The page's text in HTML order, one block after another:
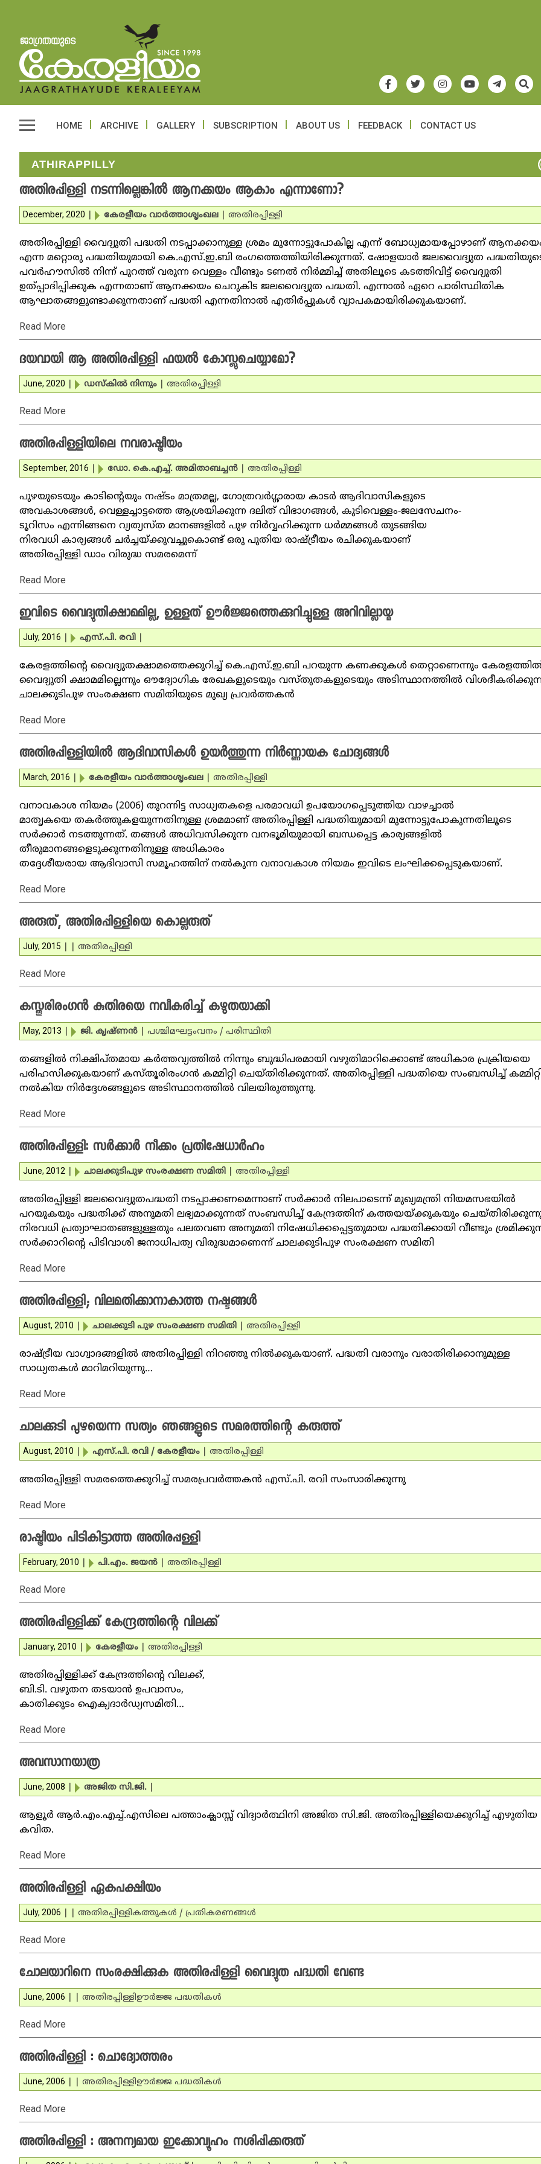
HOME ARCHIVE GALLERY SUBSCRIPTION ABOUT US FEEDBACK CONTACT US
ATHIRAPPILLY
അതിരപ്പിള്ളി നടന്നില്ലെങ്കില്‍ ആനക്കയം ആകാം എന്നാണോ?
December, 2020 കേരളീയം വാര്‍ത്താശൃംഖല അതിരപ്പിള്ളി
അതിരപ്പിള്ളി വൈദ്യുതി പദ്ധതി നടപ്പാക്കാനുള്ള ശ്രമം മുന്നോട്ടുപോകില്ല എന്ന് ബോധ്യമായപ്പോഴാണ്
എന്ന മറ്റൊരു പദ്ധതിയുമായി കെ.എസ്.ഇ.ബി രംഗത്തെത്തിയിരിക്കുന്നത്. ഷോളയാര്‍ ജലവൈദ്യുത
പവര്‍ഹൗസില്‍ നിന്ന് പുറത്ത് വരുന്ന വെള്ളം വീണ്ടും ടണല്‍ നിര്‍മ്മിച്ച് അതിലൂടെ കടത്തിവിട്ട് വൈദ്യുതി
ഉത്പ്പാദിപ്പിക്കുക എന്നതാണ് ആനക്കയം ചെറുകിട ജലവൈദ്യുത പദ്ധതി. എന്നാല്‍ ഏറെ പാരിസ്ഥിതിക
ആഘാതങ്ങളുണ്ടാക്കുന്നതാണ് പദ്ധതി എന്നതിനാല്‍ എതിര്‍പ്പുകള്‍ വ്യാപകമായിരിക്കുകയാണ്.
Read More
ദയവായി ആ അതിരപ്പിള്ളി ഫയല്‍ കോസ്ലുചെയ്യാമോ?
June, 2020 ഡസ്‌കില്‍ നിന്നും അതിരപ്പിള്ളി
Read More
അതിരപ്പിള്ളിയിലെ നവരാഷ്ട്രീയം
September, 2016 ഡോ. കെ.എച്ച്. അമിതാബച്ചന്‍ അതിരപ്പിള്ളി
പുഴയുടെയും കാടിന്റെയും നഷ്ടം മാത്രമല്ല, ഗോത്രവര്‍ഗ്ഗാരായ കാടര്‍ ആദിവാസികളുടെ
അവകാശങ്ങള്‍, വെള്ളച്ചാട്ടത്തെ ആശ്രയിക്കുന്ന ദലിത് വിഭാഗങ്ങള്‍, കുടിവെള്ളം-ജലസേചനം-
ടൂറിസം എന്നിങ്ങനെ വ്യത്യസ്ത മാനങ്ങളില്‍ പുഴ നിര്‍വ്വഹിക്കുന്ന ധര്‍മ്മങ്ങള്‍ തുടങ്ങിയ
നിരവധി കാര്യങ്ങള്‍ ചര്‍ച്ചയ്ക്കുവച്ചുകൊണ്ട് ഒരു പുതിയ രാഷ്ട്രീയം രചിക്കുകയാണ്
അതിരപ്പിള്ളി ഡാം വിരുദ്ധ സമരമെന്ന്
Read More
ഇവിടെ വൈദ്യുതിക്ഷാമമില്ല, ഉള്ളത് ഊര്‍ജ്ജത്തെക്കുറിച്ചുള്ള അറിവില്ലായ്മ
July, 2016 എസ്.പി. രവി
കേരളത്തിന്റെ വൈദ്യുതക്ഷാമത്തെക്കുറിച്ച് കെ.എസ്.ഇ.ബി പറയുന്ന കണക്കുകള്‍ തെറ്റാണെന്നും
വൈദ്യുതി ക്ഷാമമില്ലെന്നും ഔദ്യോഗിക രേഖകളുടെയും വസ്തുതകളുടെയും അടിസ്ഥാനത്തില്‍
ചാലക്കുടിപുഴ സംരക്ഷണ സമിതിയുടെ മുഖ്യ പ്രവര്‍ത്തകന്‍
Read More
അതിരപ്പിള്ളിയില്‍ ആദിവാസികള്‍ ഉയര്‍ത്തുന്ന നിര്‍ണ്ണായക ചോദ്യങ്ങള്‍
March, 2016 കേരളീയം വാര്‍ത്താശൃംഖല അതിരപ്പിള്ളി
വനാവകാശ നിയമം (2006) തുറന്നിട്ട സാധ്യതകളെ പരമാവധി ഉപയോഗപ്പെടുത്തിയ വാഴച്ചാല്‍
മാതൃകയെ തകര്‍ത്തുകളയുന്നതിനുള്ള ശ്രമമാണ് അതിരപ്പിള്ളി പദ്ധതിയുമായി മുന്നോട്ടുപോകുന്നതിലൂടെ
സര്‍ക്കാര്‍ നടത്തുന്നത്. തങ്ങള്‍ അധിവസിക്കുന്ന വനഭൂമിയുമായി ബന്ധപ്പെട്ട കാര്യങ്ങളില്‍
തീരുമാനങ്ങളെടുക്കുന്നതിനുള്ള അധികാരം
തദ്ദേശീയരായ ആദിവാസി സമൂഹത്തിന് നല്‍കുന്ന വനാവകാശ നിയമം ഇവിടെ ലംഘിക്കപ്പെടുകയാണ്.
Read More
അരുത്, അതിരപ്പിള്ളിയെ കൊല്ലരുത്‌
July, 2015 അതിരപ്പിള്ളി
Read More
കസ്തൂരിരംഗന്‍ കുതിരയെ നവീകരിച്ച് കഴുതയാക്കി
May, 2013 ജി. കൃഷ്ണന്‍ പശ്ചിമഘട്ടംവനം / പരിസ്ഥിതി
തങ്ങളില്‍ നിക്ഷിപ്തമായ കര്‍ത്തവ്യത്തില്‍ നിന്നും ബുദ്ധിപരമായി വഴുതിമാറിക്കൊണ്ട് അധികാര പ്രക്രിയയെ
പരിഹസിക്കുകയാണ് കസ്തൂരിരംഗന്‍ കമ്മിറ്റി ചെയ്തിരിക്കുന്നത്. അതിരപ്പിള്ളി പദ്ധതിയെ സംബന്ധിച്ച്
നല്‍കിയ നിര്‍ദ്ദേശങ്ങളുടെ അടിസ്ഥാനത്തില്‍ വിലയിരുത്തുന്നു.
Read More
അതിരപ്പിള്ളി: സര്‍ക്കാര്‍ നീക്കം പ്രതിഷേധാര്‍ഹം
June, 2012 ചാലക്കുടിപുഴ സംരക്ഷണ സമിതി അതിരപ്പിള്ളി
അതിരപ്പിള്ളി ജലവൈദ്യുതപദ്ധതി നടപ്പാക്കണമെന്നാണ് സര്‍ക്കാര്‍ നിലപാടെന്ന് മുഖ്യമന്ത്രി നിയമസഭയില്‍
പറയുകയും പദ്ധതിക്ക് അനുമതി ലഭ്യമാക്കുന്നത് സംബന്ധിച്ച് കേന്ദ്രത്തിന് കത്തയയ്ക്കുകയും
നിരവധി പ്രത്യാഘാതങ്ങളുള്ളതും പലതവണ അനുമതി നിഷേധിക്കപ്പെട്ടതുമായ പദ്ധതിക്കായി വീണ്ടും
സര്‍ക്കാറിന്റെ പിടിവാശി ജനാധിപത്യ വിരുദ്ധമാണെന്ന് ചാലക്കുടിപുഴ സംരക്ഷണ സമിതി
Read More
അതിരപ്പിള്ളി; വിലമതിക്കാനാകാത്ത നഷ്ടങ്ങള്‍
August, 2010 ചാലക്കുടി പുഴ സംരക്ഷണ സമിതി അതിരപ്പിള്ളി
രാഷ്ട്രീയ വാഗ്വാദങ്ങളില്‍ അതിരപ്പിള്ളി നിറഞ്ഞു നില്‍ക്കുകയാണ്. പദ്ധതി വരാനും വരാതിരിക്കാനുമുള്ള
സാധ്യതകള്‍ മാറിമറിയുന്നു…
Read More
ചാലക്കുടി പുഴയെന്ന സത്യം ഞങ്ങളുടെ സമരത്തിന്റെ കരുത്ത്‌
August, 2010 എസ്.പി. രവി / കേരളീയം അതിരപ്പിള്ളി
അതിരപ്പിള്ളി സമരത്തെക്കുറിച്ച് സമരപ്രവര്‍ത്തകന്‍ എസ്.പി. രവി സംസാരിക്കുന്നു
Read More
രാഷ്ട്രീയം പിടികിട്ടാത്ത അതിരപ്പള്ളി
February, 2010 പി.എം. ജയന്‍ അതിരപ്പിള്ളി
Read More
അതിരപ്പിള്ളിക്ക് കേന്ദ്രത്തിന്റെ വിലക്ക്
January, 2010 കേരളീയം അതിരപ്പിള്ളി
അതിരപ്പിള്ളിക്ക് കേന്ദ്രത്തിന്റെ വിലക്ക്,
ബി.ടി. വഴുതന തടയാന്‍ ഉപവാസം,
കാതിക്കുടം ഐക്യദാര്‍ഡ്യസമിതി…
Read More
അവസാനയാത്ര
June, 2008 അജിത സി.ജി.
ആളൂര്‍ ആര്‍.എം.എച്ച്.എസിലെ പത്താംക്ലാസ്സ് വിദ്യാര്‍ത്ഥിനി അജിത സി.ജി. അതിരപ്പിള്ളിയെക്കുറിച്ച് എഴുതിയ
കവിത.
Read More
അതിരപ്പിള്ളി ഏകപക്ഷീയം
July, 2006 അതിരപ്പിള്ളികത്തുകള്‍ / പ്രതികരണങ്ങള്‍
Read More
ചോലയാറിനെ സംരക്ഷിക്കുക അതിരപ്പിള്ളി വൈദ്യുത പദ്ധതി വേണ്ട
June, 2006 അതിരപ്പിള്ളിഊര്‍ജ്ജ പദ്ധതികള്‍
Read More
അതിരപ്പിള്ളി : ചൊദ്യോത്തരം
June, 2006 അതിരപ്പിള്ളിഊര്‍ജ്ജ പദ്ധതികള്‍
Read More
അതിരപ്പിള്ളി : അനന്യമായ ഇക്കോവ്യൂഹം നശിപ്പിക്കരുത്